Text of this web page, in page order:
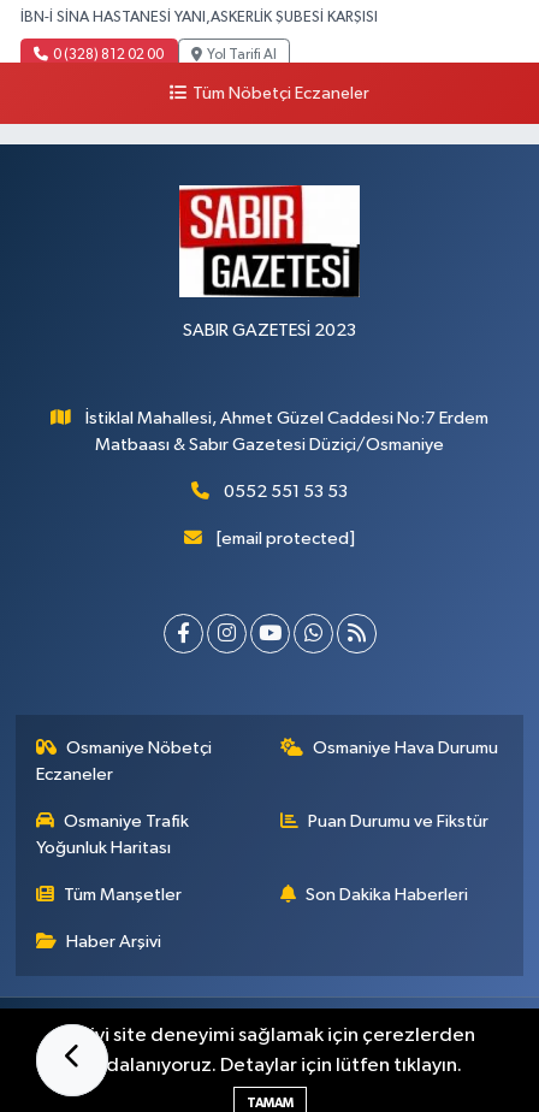
İBN-İ SİNA HASTANESİ YANI,ASKERLİK ŞUBESİ KARŞISI
0 (328) 812 02 00 Yol Tarifi Al
Tüm Nöbetçi Eczaneler
SABIR GAZETESİ 2023
İstiklal Mahallesi, Ahmet Güzel Caddesi No:7 Erdem
Matbaası & Sabır Gazetesi Düziçi/Osmaniye
0552 551 53 53
[email protected]
Osmaniye Nöbetçi
Eczaneler
Osmaniye Hava Durumu
Osmaniye Trafik
Yoğunluk Haritası
Puan Durumu ve Fikstür
Tüm Manşetler Son Dakika Haberleri
Haber Arşivi
Künye İletişim Gizlilik Sözleşmesi
Haber Yazılımı:
En iyi site deneyimi sağlamak için çerezlerden
faydalanıyoruz. Detaylar için lütfen tıklayın.
TAMAM